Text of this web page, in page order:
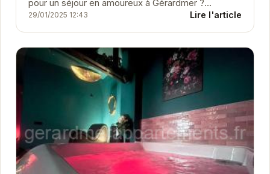
pour un séjour en amoureux à Gérardmer ?
Découvrez notre sélection des meilleurs love
hôtels de la régi...
29/01/2025 12:43 Lire l'article